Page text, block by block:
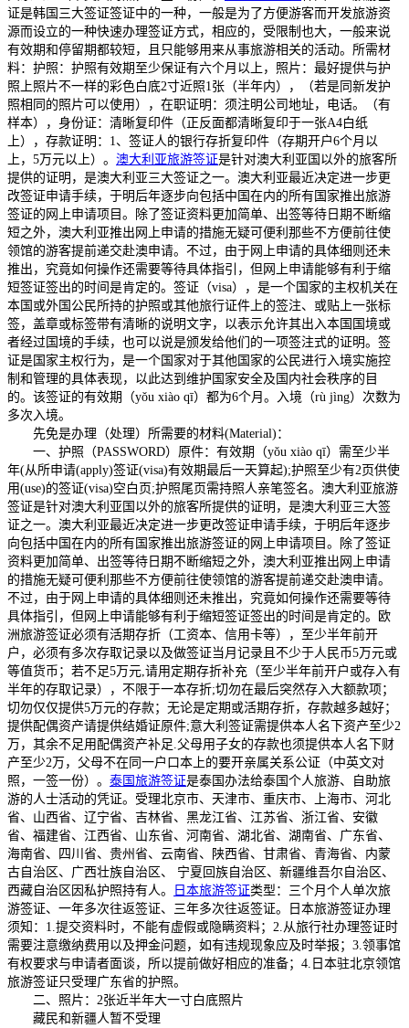
证是韩国三大签证签证中的一种，一般是为了方便游客而开发旅游资
源而设立的一种快速办理签证方式，相应的，受限制也大，一般来说
有效期和停留期都较短，且只能够用来从事旅游相关的活动。所需材
料：护照：护照有效期至少保证有六个月以上，照片：最好提供与护
照上照片不一样的彩色白底2寸近照1张（半年内），（若是同新发护
照相同的照片可以使用），在职证明：须注明公司地址，电话。（有
样本），身份证：清晰复印件（正反面都清晰复印于一张A4白纸
上），存款证明：1、签证人的银行存折复印件（存期开户6个月以
上，5万元以上）。 澳大利亚旅游签证是针对澳大利亚国以外的旅客所
提供的证明，是澳大利亚三大签证之一。澳大利亚最近决定进一步更
改签证申请手续，于明后年逐步向包括中国在内的所有国家推出旅游
签证的网上申请项目。除了签证资料更加简单、出签等待日期不断缩
短之外，澳大利亚推出网上申请的措施无疑可便利那些不方便前往使
领馆的游客提前递交赴澳申请。不过，由于网上申请的具体细则还未
推出，究竟如何操作还需要等待具体指引，但网上申请能够有利于缩
短签证签出的时间是肯定的。签证（visa），是一个国家的主权机关在
本国或外国公民所持的护照或其他旅行证件上的签注、或贴上一张标
签，盖章或标签带有清晰的说明文字，以表示允许其出入本国国境或
者经过国境的手续，也可以说是颁发给他们的一项签注式的证明。签
证是国家主权行为，是一个国家对于其他国家的公民进行入境实施控
制和管理的具体表现，以此达到维护国家安全及国内社会秩序的目
的。该签证的有效期（yǒu xiào qī）都为6个月。入境（rù jìng）次数为
多次入境。
先免是办理（处理）所需要的材料(Material)：
一、护照（PASSWORD）原件：有效期（yǒu xiào qī）需至少半
年(从所申请(apply)签证(visa)有效期最后一天算起);护照至少有2页供使
用(use)的签证(visa)空白页;护照尾页需持照人亲笔签名。澳大利亚旅游
签证是针对澳大利亚国以外的旅客所提供的证明，是澳大利亚三大签
证之一。澳大利亚最近决定进一步更改签证申请手续，于明后年逐步
向包括中国在内的所有国家推出旅游签证的网上申请项目。除了签证
资料更加简单、出签等待日期不断缩短之外，澳大利亚推出网上申请
的措施无疑可便利那些不方便前往使领馆的游客提前递交赴澳申请。
不过，由于网上申请的具体细则还未推出，究竟如何操作还需要等待
具体指引，但网上申请能够有利于缩短签证签出的时间是肯定的。欧
洲旅游签证必须有活期存折（工资本、信用卡等），至少半年前开
户，必须有多次存取记录以及做签证当月记录且不少于人民币5万元或
等值货币；若不足5万元,请用定期存折补充（至少半年前开户或存入有
半年的存取记录），不限于一本存折;切勿在最后突然存入大额款项；
切勿仅仅提供5万元的存款；无论是定期或活期存折，存款越多越好；
提供配偶资产请提供结婚证原件;意大利签证需提供本人名下资产至少2
万，其余不足用配偶资产补足.父母用子女的存款也须提供本人名下财
产至少2万，父母不在同一户口本上的要开亲属关系公证（中英文对
照，一签一份）。 泰国旅游签证是泰国办法给泰国个人旅游、自助旅
游的人士活动的凭证。受理北京市、天津市、重庆市、上海市、河北
省、山西省、辽宁省、吉林省、黑龙江省、江苏省、浙江省、安徽
省、福建省、江西省、山东省、河南省、湖北省、湖南省、广东省、
海南省、四川省、贵州省、云南省、陕西省、甘肃省、青海省、内蒙
古自治区、广西壮族自治区、 宁夏回族自治区、新疆维吾尔自治区、
西藏自治区因私护照持有人。
日本旅游签证类型：三个月个人单次旅
游签证、一年多次往返签证、三年多次往返签证。日本旅游签证办理
须知：1.提交资料时，不能有虚假或隐瞒资料；2.从旅行社办理签证时
需要注意缴纳费用以及押金问题，如有违规现象应及时举报；3.领事馆
有权要求与申请者面谈，所以提前做好相应的准备；4.日本驻北京领馆
旅游签证只受理广东省的护照。
二、照片：2张近半年大一寸白底照片
藏民和新疆人暂不受理